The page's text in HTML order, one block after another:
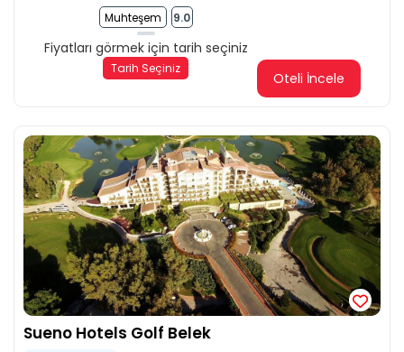
Muhteşem 9.0
Fiyatları görmek için tarih seçiniz
Tarih Seçiniz
Oteli İncele
Sueno Hotels Golf Belek